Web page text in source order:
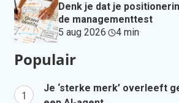
Denk je dat je
de managementtest
5 aug 2026· 4 min·
Populair
Je ‘sterke merk’ overleeft